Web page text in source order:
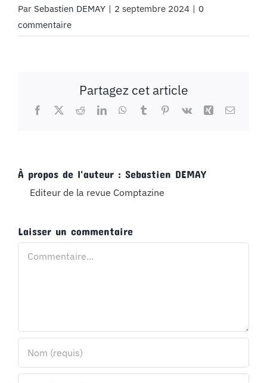
Par Sebastien DEMAY | 2 septembre 2024 | 0
commentaire
Partagez cet article
Facebook
X RedditLinkedInWhatsApp
TumblrPinterest
Vk Xing Email
À propos de l'auteur : Sebastien DEMAY
Editeur de la revue Comptazine
Laisser un commentaire
Commentaire